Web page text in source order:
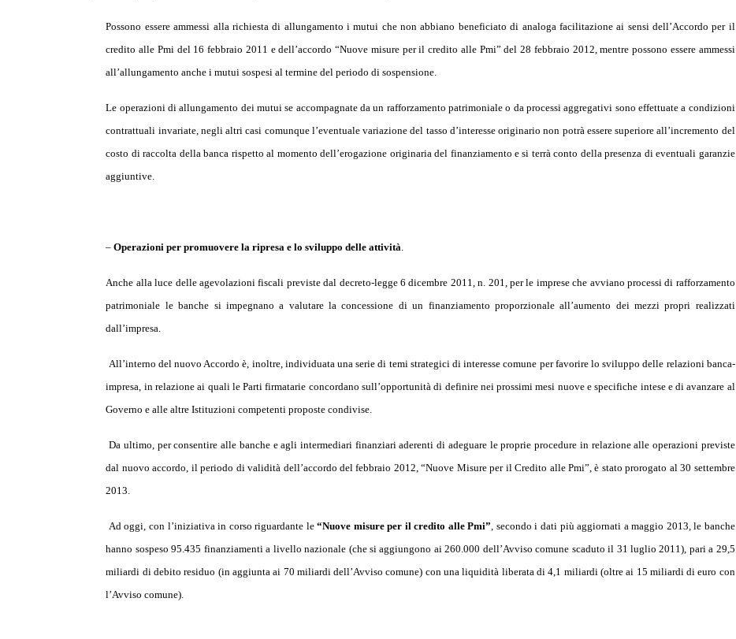
Possono essere ammessi alla richiesta di allungamento i mutui che non abbiano beneficiato di analoga facilitazione ai sensi dell’Accordo per il
credito alle Pmi del 16 febbraio 2011 e dell’accordo “Nuove misure per il credito alle Pmi” del 28 febbraio 2012, mentre possono essere ammessi
all’allungamento anche i mutui sospesi al termine del periodo di sospensione.
Le operazioni di allungamento dei mutui se accompagnate da un rafforzamento patrimoniale o da processi aggregativi sono effettuate a condizioni
contrattuali invariate, negli altri casi comunque l’eventuale variazione del tasso d’interesse originario non potrà essere superiore all’incremento del
costo di raccolta della banca rispetto al momento dell’erogazione originaria del finanziamento e si terrà conto della presenza di eventuali garanzie
aggiuntive.
–Operazioni per promuovere la ripresa e lo sviluppo delle attività.
Anche alla luce delle agevolazioni fiscali previste dal decreto-legge 6 dicembre 2011, n. 201, per le imprese che avviano processi di rafforzamento
patrimoniale le banche si impegnano a valutare la concessione di un finanziamento proporzionale all’aumento dei mezzi propri realizzati
dall’impresa.
All’interno del nuovo Accordo è, inoltre, individuata una serie di temi strategici di interesse comune per favorire lo sviluppo delle relazioni banca-
impresa, in relazione ai quali le Parti firmatarie concordano sull’opportunità di definire nei prossimi mesi nuove e specifiche intese e di avanzare al
Governo e alle altre Istituzioni competenti proposte condivise.
Da ultimo, per consentire alle banche e agli intermediari finanziari aderenti di adeguare le proprie procedure in relazione alle operazioni previste
dal nuovo accordo, il periodo di validità dell’accordo del febbraio 2012, “Nuove Misure per il Credito alle Pmi”, è stato prorogato al 30 settembre
2013.
Ad oggi, con l’iniziativa in corso riguardante le“Nuove misure per il credito alle Pmi”, secondo i dati più aggiornati a maggio 2013, le banche
hanno sospeso 95.435 finanziamenti a livello nazionale (che si aggiungono ai 260.000 dell’Avviso comune scaduto il 31 luglio 2011), pari a 29,5
miliardi di debito residuo (in aggiunta ai 70 miliardi dell’Avviso comune) con una liquidità liberata di 4,1 miliardi (oltre ai 15 miliardi di euro con
l’Avviso comune).